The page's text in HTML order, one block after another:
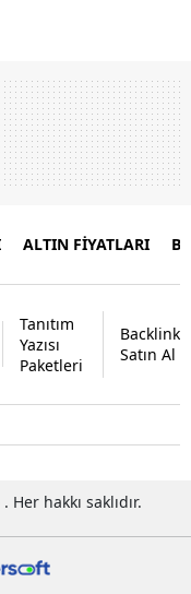
ALTIN FİYATLARI
Tanıtım
Yazısı
Paketleri
Backlink
Satın Al
hakkı saklıdır.